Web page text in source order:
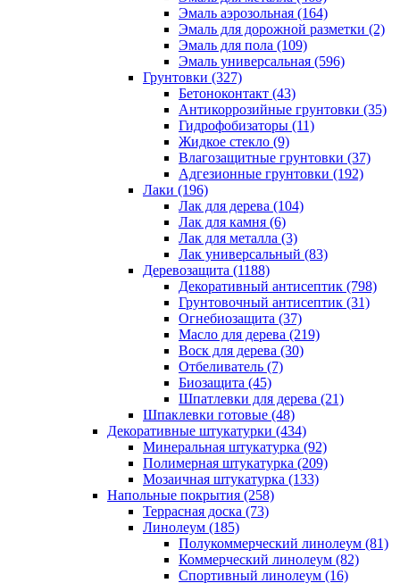
Эмаль аэрозольная (164)
Эмаль для дорожной разметки (2)
Эмаль для пола (109)
Эмаль универсальная (596)
Грунтовки (327)
Бетоноконтакт (43)
Антикоррозийные грунтовки (35)
Гидрофобизаторы (11)
Жидкое стекло (9)
Влагозащитные грунтовки (37)
Адгезионные грунтовки (192)
Лаки (196)
Лак для дерева (104)
Лак для камня (6)
Лак для металла (3)
Лак универсальный (83)
Деревозащита (1188)
Декоративный антисептик (798)
Грунтовочный антисептик (31)
Огнебиозащита (37)
Масло для дерева (219)
Воск для дерева (30)
Отбеливатель (7)
Биозащита (45)
Шпатлевки для дерева (21)
Шпаклевки готовые (48)
Декоративные штукатурки (434)
Минеральная штукатурка (92)
Полимерная штукатурка (209)
Мозаичная штукатурка (133)
Напольные покрытия (258)
Террасная доска (73)
Линолеум (185)
Полукоммерческий линолеум (81)
Коммерческий линолеум (82)
Спортивный линолеум (16)